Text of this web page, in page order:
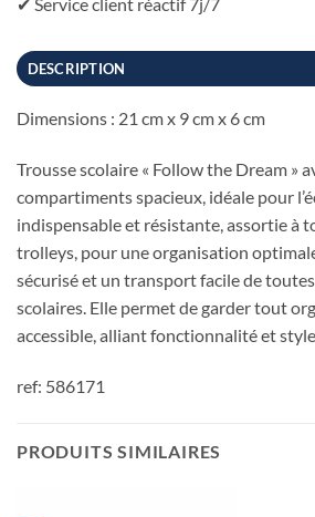
DESCRIPTION
Dimensions : 21 cm x 9 cm x 6 cm
Trousse scolaire « Follow the Dream »
compartiments spacieux, idéale pour
indispensable et résistante, assortie à
trolleys, pour une organisation
sécurisé et un transport facile de
scolaires. Elle permet de garder tout
accessible, alliant fonctionnalité et
ref: 586171
PRODUITS SIMILAIRES